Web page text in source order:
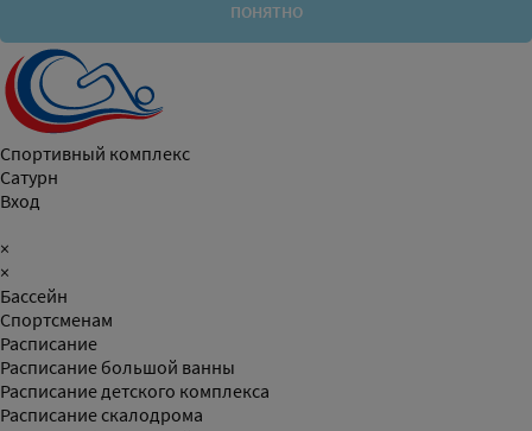
ПОНЯТНО
Спортивный комплекс
Сатурн
Вход
×
×
Бассейн
Спортсменам
Расписание
Расписание большой ванны
Расписание детского комплекса
Расписание скалодрома